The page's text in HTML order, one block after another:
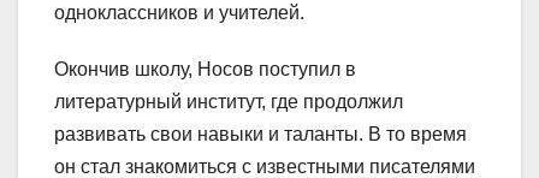
одноклассников и учителей.
Окончив школу, Носов поступил в
литературный институт, где продолжил
развивать свои навыки и таланты. В то время
он стал знакомиться с известными писателями